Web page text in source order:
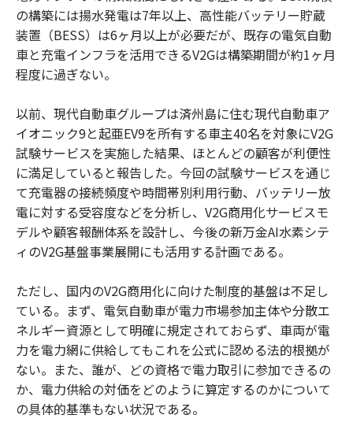
の構築には揚水発電は7年以上、高性能バッテリー貯蔵
装置（BESS）は6ヶ月以上が必要だが、既存の電気自動
車と充電インフラを活用できるV2Gは構築期間が約1ヶ月
程度に過ぎない。
以前、現代自動車グループは済州島に住む現代自動車ア
イオニック9と起亜EV9を所有する車主40名を対象にV2G
試験サービスを実施した結果、ほとんどの顧客が利便性
に満足していると報告した。今回の試験サービスを通じ
て充電器の接続頻度や時間帯別利用行動、バッテリー放
電に対する受容度などを分析し、V2G商用化サービスモ
デルや顧客報酬体系を設計し、今後の新万金AI水素シテ
ィのV2G基盤事業展開にも活用する計画である。
ただし、国内のV2G商用化に向けた制度的基盤は不足し
ている。まず、電気自動車が電力市場参加主体や分散エ
ネルギー資源として明確に規定されておらず、車両が電
力を電力網に供給してもこれを公式に認める法的根拠が
ない。また、誰が、どの資格で電力取引に参加できるの
か、電力供給の対価をどのように算定するのかについて
の具体的基準もない状況である。